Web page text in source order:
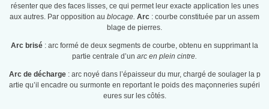
résenter que des faces lisses, ce qui permet leur exacte application les unes
aux autres. Par opposition au blocage. Arc : courbe constituée par un assem
blage de pierres.
Arc brisé : arc formé de deux segments de courbe, obtenu en supprimant la
partie centrale d’un arc en plein cintre.
Arc de décharge : arc noyé dans l’épaisseur du mur, chargé de soulager la p
artie qu’il encadre ou surmonte en reportant le poids des maçonneries supéri
eures sur les côtés.